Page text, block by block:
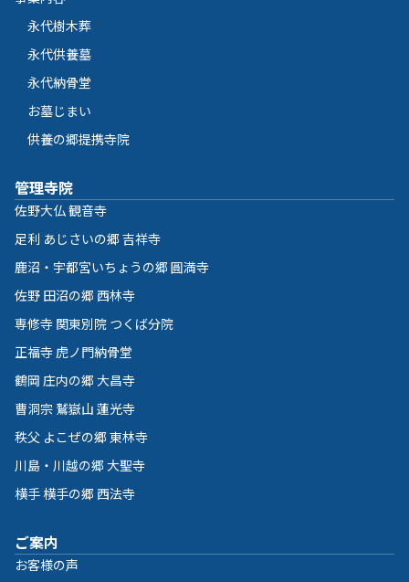
永代樹木葬
永代供養墓
永代納骨堂
お墓じまい
供養の郷提携寺院
管理寺院
佐野大仏 観音寺
足利 あじさいの郷 吉祥寺
鹿沼・宇都宮いちょうの郷 圓満寺
佐野 田沼の郷 西林寺
専修寺 関東別院 つくば分院
正福寺 虎ノ門納骨堂
鶴岡 庄内の郷 大昌寺
曹洞宗 鷲嶽山 蓮光寺
秩父 よこぜの郷 東林寺
川島・川越の郷 大聖寺
横手 横手の郷 西法寺
ご案内
お客様の声